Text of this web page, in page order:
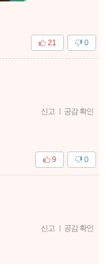
0
21
신고 | 공감 확인
0
9
신고 | 공감 확인